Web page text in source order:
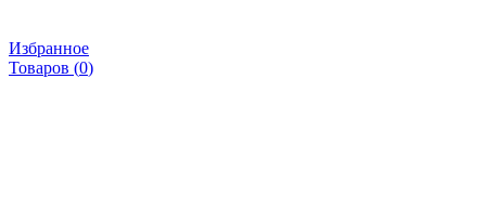
Избранное
Товаров (0)